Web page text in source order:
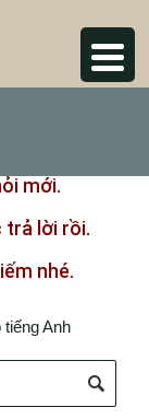
mới.
trả lời rồi.
nhé.
tiếng Anh